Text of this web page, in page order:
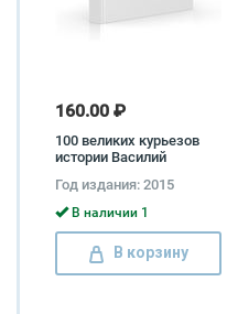
160.00 ₽
100 великих курьезов
истории Василий
Николаев
Год издания: 2015
В наличии 1
В корзину